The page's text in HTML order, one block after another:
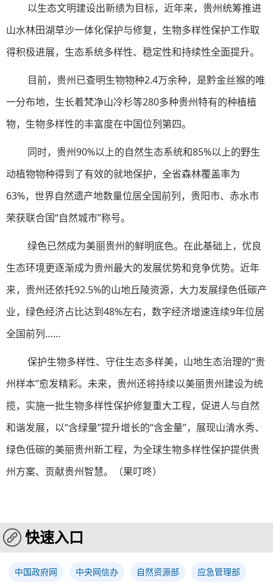
以生态文明建设出新绩为目标，近年来，贵州统筹推进
山水林田湖草沙一体化保护与修复，生物多样性保护工作取
得积极进展，生态系统多样性、稳定性和持续性全面提升。
目前，贵州已查明生物物种2.4万余种，是黔金丝猴的唯
一分布地，生长着梵净山冷杉等280多种贵州特有的种植植
物，生物多样性的丰富度在中国位列第四。
同时，贵州90%以上的自然生态系统和85%以上的野生
动植物物种得到了有效的就地保护，全省森林覆盖率为
63%，世界自然遗产地数量位居全国前列，贵阳市、赤水市
荣获联合国“自然城市”称号。
绿色已然成为美丽贵州的鲜明底色。在此基础上，优良
生态环境更逐渐成为贵州最大的发展优势和竞争优势。近年
来，贵州还依托92.5%的山地丘陵资源，大力发展绿色低碳产
业，绿色经济占比达到48%左右，数字经济增速连续9年位居
全国前列……
保护生物多样性、守住生态多样美，山地生态治理的“贵
州样本”愈发精彩。未来，贵州还将持续以美丽贵州建设为统
揽，实施一批生物多样性保护修复重大工程，促进人与自然
和谐发展，以“含绿量”提升增长的“含金量”，展现山清水秀、
绿色低碳的美丽贵州新工程，为全球生物多样性保护提供贵
州方案、贡献贵州智慧。（果叮咚）
快速入口
中国政府网 中央网信办 自然资源部 应急管理部